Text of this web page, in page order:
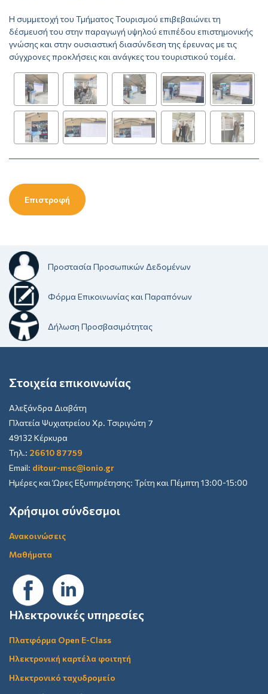
Η συμμετοχή του Τμήματος Τουρισμού επιβεβαιώνει τη
δέσμευσή του στην παραγωγή υψηλού επιπέδου επιστημονικής
γνώσης και στην ουσιαστική διασύνδεση της έρευνας με τις
σύγχρονες προκλήσεις και ανάγκες του τουριστικού τομέα.
Επιστροφή
Προστασία Προσωπικών Δεδομένων
Φόρμα Επικοινωνίας και Παραπόνων
Δήλωση Προσβασιμότητας
Στοιχεία επικοινωνίας
Αλεξάνδρα Διαβάτη
Πλατεία Ψυχιατρείου Χρ. Τσιριγώτη 7
49132 Κέρκυρα
Τηλ.: 26610 87759
Email: ditour-msc@ionio.gr
Ημέρες και Ώρες Εξυπηρέτησης: Τρίτη και Πέμπτη 13:00-15:00
Χρήσιμοι σύνδεσμοι
Ανακοινώσεις
Μαθήματα
Ηλεκτρονικές υπηρεσίες
Πλατφόρμα Open E-Class
Ηλεκτρονική καρτέλα φοιτητή
Ηλεκτρονικό ταχυδρομείο